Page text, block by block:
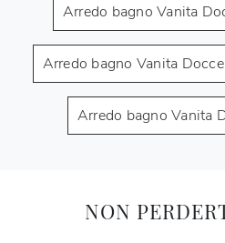
Arredo bagno Vanita
Arredo bagno Vanita
Arredo bagno Vanita
NON